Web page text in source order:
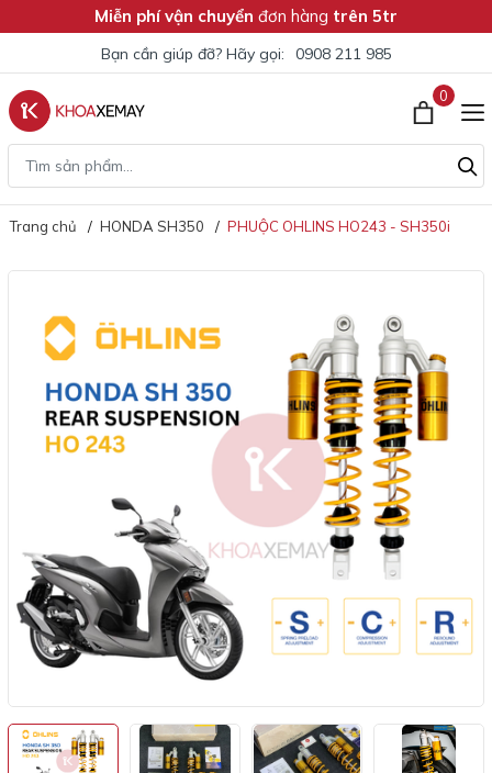
Miễn phí vận chuyển đơn hàng trên 5tr
Bạn cần giúp đỡ? Hãy gọi: 0908 211 985
0
Trang chủ HONDA SH350 PHUỘC OHLINS HO243 - SH350i